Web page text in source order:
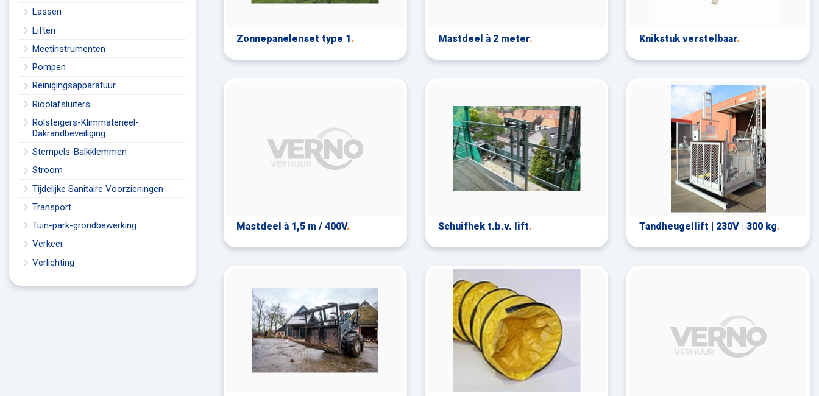
Zonnepanelenset type 1 . Mastdeel à 2 meter. Knikstuk verstelbaar.
Mastdeel à 1,5 m / 400V. Schuifhek t.b.v. lift. Tandheugellift | 230V | 300 kg.
Lassen
Liften
Meetinstrumenten
Pompen
Reinigingsapparatuur
Rioolafsluiters
Rolsteigers-Klimmaterieel-
Dakrandbeveiliging
Stempels-Balkklemmen
Stroom
Tijdelijke Sanitaire Voorzieningen
Transport
Tuin-park-grondbewerking
Verkeer
Verlichting